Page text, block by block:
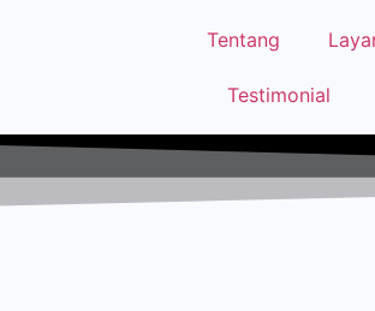
Tentang
Testimonial